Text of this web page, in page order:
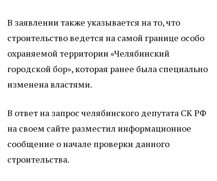
В заявлении также указывается на то, что
строительство ведется на самой границе особо
охраняемой территории «Челябинский
городской бор», которая ранее была специально
изменена властями.
В ответ на запрос челябинского депутата СК РФ
на своем сайте разместил информационное
сообщение о начале проверки данного
строительства.